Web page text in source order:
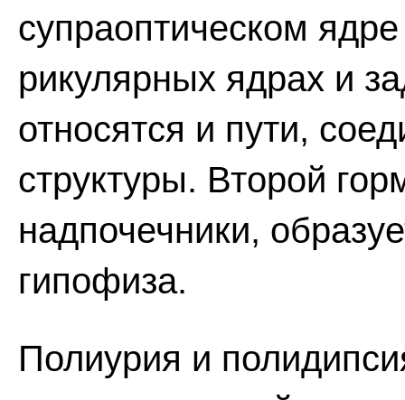
супраоптическом
рикулярных ядрах и
относятся и пути,
структуры. Второй
надпочечники,
гипофиза.
Полиурия и